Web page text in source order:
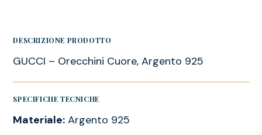
DESCRIZIONE PRODOTTO
GUCCI – Orecchini Cuore, Argento 925
SPECIFICHE TECNICHE
Materiale: Argento 925